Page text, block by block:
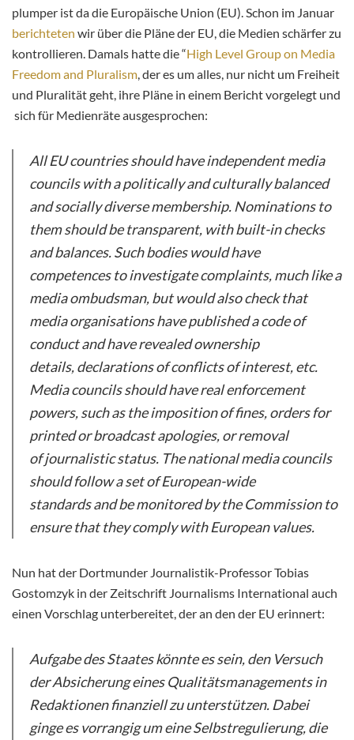
plumper ist da die Europäische Union (EU). Schon im Januar
berichteten wir über die Pläne der EU, die Medien schärfer zu
kontrollieren. Damals hatte die “High Level Group on Media
Freedom and Pluralism , der es um alles, nur nicht um Freiheit
und Pluralität geht, ihre Pläne in einem Bericht vorgelegt und
sich für Medienräte ausgesprochen:
All EU countries should have independent media
councils with a politically and culturally balanced
and socially diverse membership. Nominations to
them should be transparent, with built-in checks
and balances. Such bodies would have
competences to investigate complaints, much like a
media ombudsman, but would also check that
media organisations have published a code of
conduct and have revealed ownership
details, declarations of conflicts of interest, etc.
Media councils should have realenforcement
powers, such as the imposition of fines, orders for
printed or broadcast apologies, or removal
of journalistic status. The national media councils
should follow a set of European-wide
standards and be monitored by the Commission to
ensure that they comply with European values.
Nun hat der Dortmunder Journalistik-Professor Tobias
Gostomzyk in der Zeitschrift Journalisms International auch
einen Vorschlag unterbereitet, der an den der EU erinnert:
Aufgabe des Staates könnte es sein, den Versuch
der Absicherung eines Qualitätsmanagements in
Redaktionen finanziell zu unterstützen. Dabei
ginge es vorrangig um eine Selbstregulierung, die